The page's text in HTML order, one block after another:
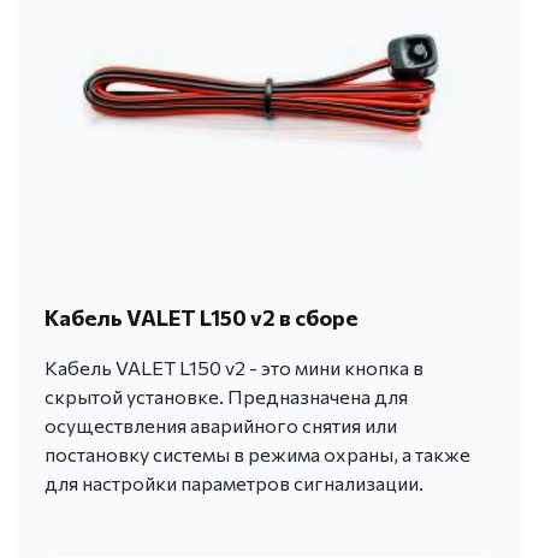
Кабель VALET L150 v2 в сборе
Кабель VALET L150 v2 - это мини кнопка в
скрытой установке. Предназначена для
осуществления аварийного снятия или
постановку системы в режима охраны, а также
для настройки параметров сигнализации.